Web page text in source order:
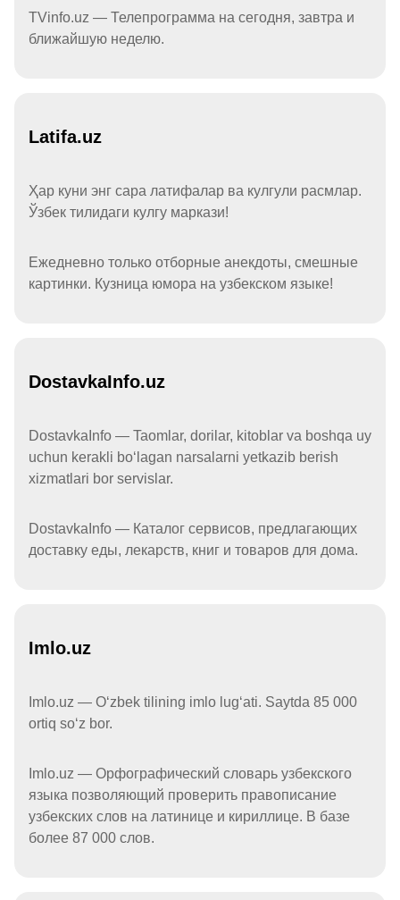
TVinfo.uz — Телепрограмма на сегодня, завтра и
ближайшую неделю.
Latifa.uz
Ҳар куни энг сара латифалар ва кулгули расмлар.
Ўзбек тилидаги кулгу маркази!
Ежедневно только отборные анекдоты, смешные
картинки. Кузница юмора на узбекском языке!
DostavkaInfo.uz
DostavkaInfo — Taomlar, dorilar, kitoblar va boshqa uy
uchun kerakli boʻlagan narsalarni yetkazib berish
xizmatlari bor servislar.
DostavkaInfo — Каталог сервисов, предлагающих
доставку еды, лекарств, книг и товаров для дома.
Imlo.uz
Imlo.uz — Oʻzbek tilining imlo lugʻati. Saytda 85 000
ortiq soʻz bor.
Imlo.uz — Орфографический словарь узбекского
языка позволяющий проверить правописание
узбекских слов на латинице и кириллице. В базе
более 87 000 слов.